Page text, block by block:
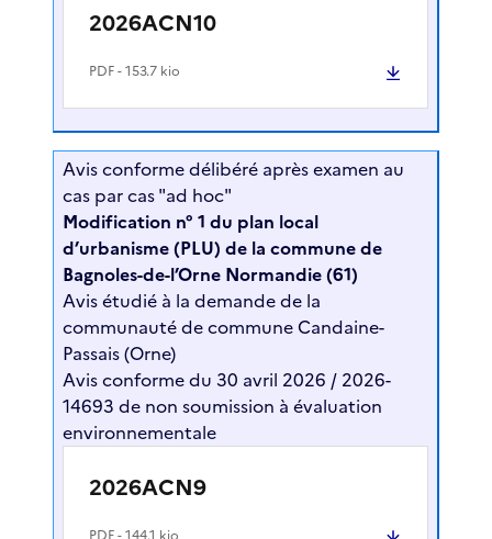
2026ACN10
PDF- 153.7 kio
Avis conforme délibéré après examen au
cas par cas "ad hoc"
Modification n° 1 du plan local
d’urbanisme (PLU) de la commune de
Bagnoles-de-l’Orne Normandie (61)
Avis étudié à la demande de la
communauté de commune Candaine-
Passais (Orne)
Avis conforme du 30 avril 2026 / 2026-
14693 de non soumission à évaluation
environnementale
2026ACN9